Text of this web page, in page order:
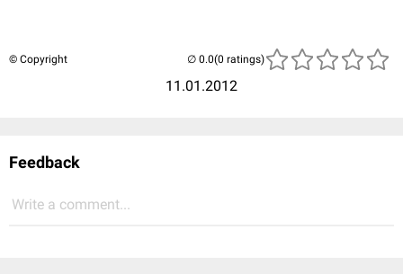
© Copyright
11.01.2012
(0 ratings)
Feedback
Write a comment...